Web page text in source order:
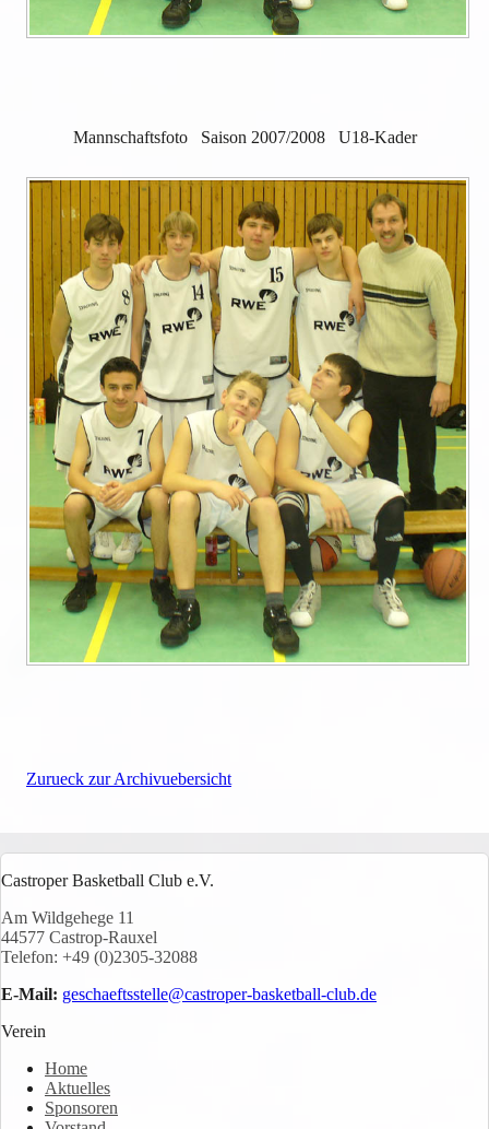
Mannschaftsfoto Saison 2007/2008 U18-Kader
Zurueck zur Archivuebersicht
Castroper Basketball Club e.V.
Am Wildgehege 11
44577 Castrop-Rauxel
Telefon: +49 (0)2305-32088
E-Mail: geschaeftsstelle@castroper-basketball-club.de
Verein
Home
Aktuelles
Sponsoren